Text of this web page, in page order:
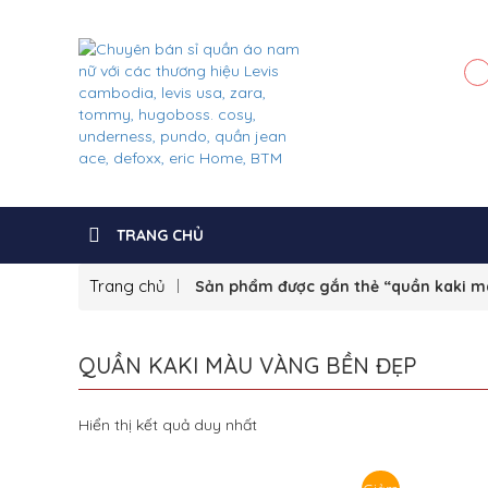
TRANG CHỦ
Trang chủ Sản phẩm được gắn thẻ “quần kaki
QUẦN KAKI MÀU VÀNG BỀN ĐẸP
Hiển thị kết quả duy nhất